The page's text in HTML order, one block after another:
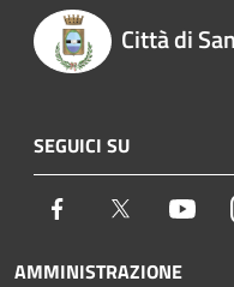
Città di
SEGUICI SU
Facebook Twitter
AMMINISTRAZIONE